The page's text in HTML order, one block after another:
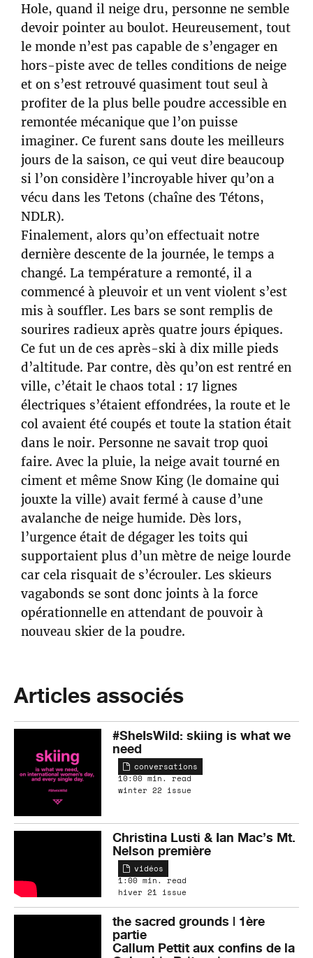
Hole, quand il neige dru, personne ne semble
devoir pointer au boulot. Heureusement, tout
le monde n’est pas capable de s’engager en
hors-piste avec de telles conditions de neige
et on s’est retrouvé quasiment tout seul à
profiter de la plus belle poudre accessible en
remontée mécanique que l’on puisse
imaginer. Ce furent sans doute les meilleurs
jours de la saison, ce qui veut dire beaucoup
si l’on considère l’incroyable hiver qu’on a
vécu dans les Tetons (chaîne des Tétons,
NDLR).
Finalement, alors qu’on effectuait notre
dernière descente de la journée, le temps a
changé. La température a remonté, il a
commencé à pleuvoir et un vent violent s’est
mis à souffler. Les bars se sont remplis de
sourires radieux après quatre jours épiques.
Ce fut un de ces après-ski à dix mille pieds
d’altitude. Par contre, dès qu’on est rentré en
ville, c’était le chaos total : 17 lignes
électriques s’étaient effondrées, la route et le
col avaient été coupés et toute la station était
dans le noir. Personne ne savait trop quoi
faire. Avec la pluie, la neige avait tourné en
ciment et même Snow King (le domaine qui
jouxte la ville) avait fermé à cause d’une
avalanche de neige humide. Dès lors,
l’urgence était de dégager les toits qui
supportaient plus d’un mètre de neige lourde
car cela risquait de s’écrouler. Les skieurs
vagabonds se sont donc joints à la force
opérationnelle en attendant de pouvoir à
nouveau skier de la poudre.
Articles associés
#SheIsWild: skiing is what we
need
conversations
10:00 min. read
winter 22 issue
Christina Lusti & Ian Mac’s Mt.
Nelson première
vidéos
1:00 min. read
hiver 21 issue
the sacred grounds | 1ère
partie
Callum Pettit aux confins de la